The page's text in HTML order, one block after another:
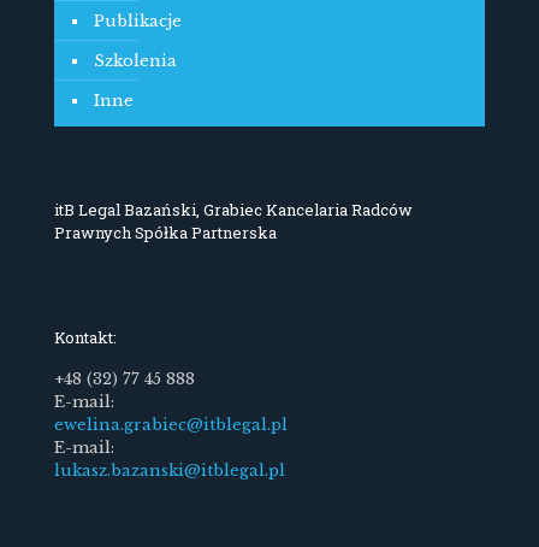
Publikacje
Szkolenia
Inne
itB Legal Bazański, Grabiec Kancelaria Radców
Prawnych Spółka Partnerska
Kontakt:
+48 (32) 77 45 888
E-mail:
ewelina.grabiec@itblegal.pl
E-mail:
lukasz.bazanski@itblegal.pl